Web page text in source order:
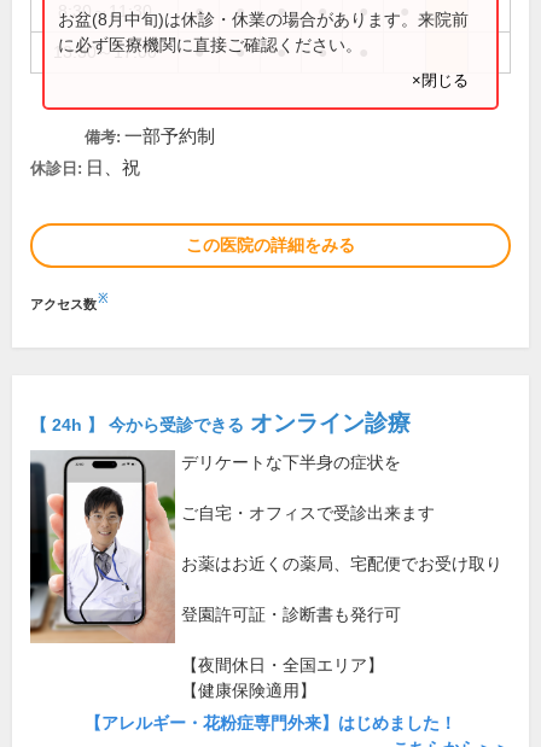
8:30～11:30 ● ● ● ● ●
13:30～17:00 ● ● ● ●
お盆(8月中旬)は休診・休業の場合があります。来院前
に必ず医療機関に直接ご確認ください。
×閉じる
備考: 一部予約制
休診日: 日、祝
この医院の詳細をみる
アクセス数※
【 24h 】 今から受診できる オンライン診療
デリケートな下半身の症状を
ご自宅・オフィスで受診出来ます
お薬はお近くの薬局、宅配便でお受け取り
登園許可証・診断書も発行可
【夜間休日・全国エリア】
【健康保険適用】
【アレルギー・花粉症専門外来】はじめました！